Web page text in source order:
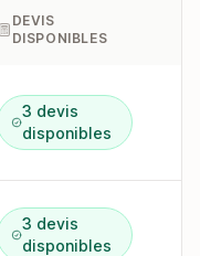
DEVIS
DISPONIBLES
3 devis
disponibles
3 devis
disponibles